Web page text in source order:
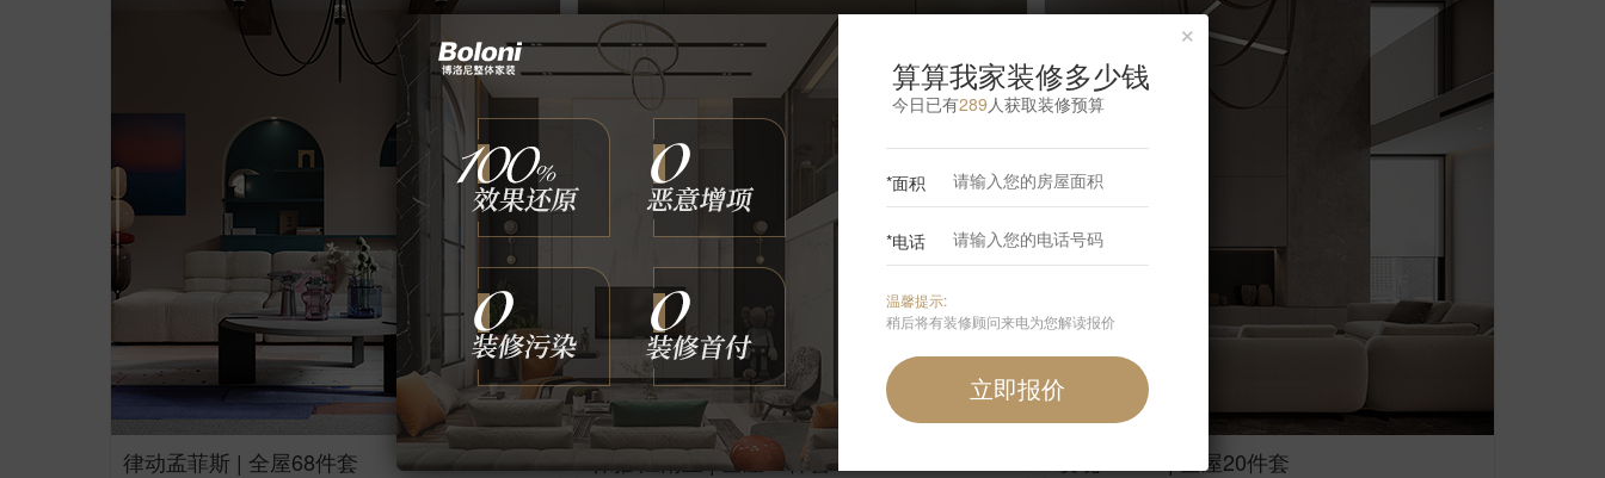
律动孟菲斯 | 全屋68件套 轩雅·江南里 | 全屋30件套 发现MARS | 全屋20件套
×
算算我家装修多少钱
今日已有289人获取装修预算
*面积
*电话
温馨提示:
稍后将有装修顾问来电为您解读报价